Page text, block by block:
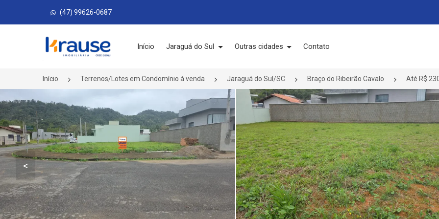
(47) 99626-0687
Página inicial
Início Jaraguá do Sul Outras cidades Contato
Início Terrenos/Lotes em Condomínio à venda Jaraguá do Sul/SC Braço do Ribeirão Cavalo Até R$
<